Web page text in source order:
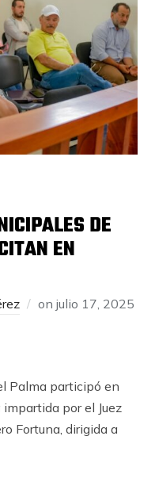
DE
EN
onjulio 17, 2025
Palma participó en
por el Juez
Fortuna, dirigida a